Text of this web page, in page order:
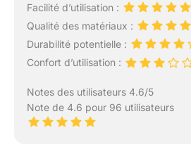
Facilité d’utilisation :
Qualité des matériaux :
Durabilité potentielle :
Confort d’utilisation :
Notes des utilisateurs 4.6/5
Note de 4.6 pour 96 utilisateurs